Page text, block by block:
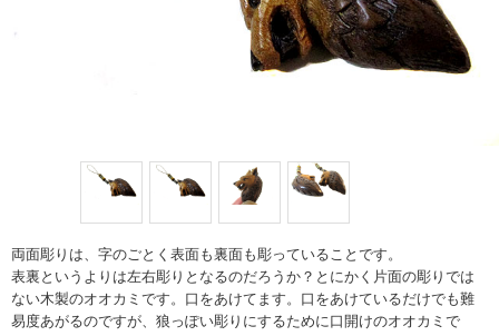
両面彫りは、字のごとく表面も裏面も彫っていることです。
表裏というよりは左右彫りとなるのだろうか？とにかく片面の彫りでは
ない木製のオオカミです。口をあけてます。口をあけているだけでも難
易度あがるのですが、狼っぽい彫りにするために口開けのオオカミで